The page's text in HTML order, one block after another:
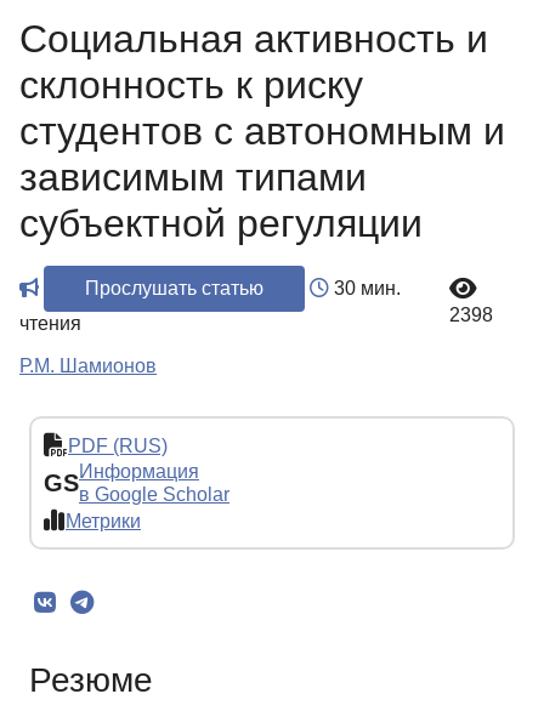
Социальная активность и
склонность к риску
студентов с автономным и
зависимым типами
субъектной регуляции
Прослушать статью
30 мин.
чтения
2398
Р.М. Шамионов
PDF (RUS)
GSИнформация
в Google Scholar
Метрики
Резюме